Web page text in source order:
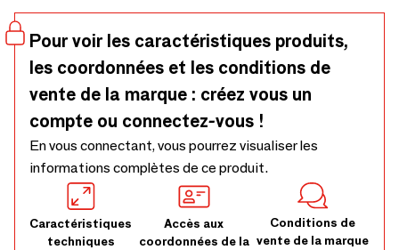
fonctionnalité, il crée un environnement chaleureux et
sophistiqué en concevant l'environnement avec une grande
harmonie visuelle.
Pour voir les caractéristiques produits,
les coordonnées et les conditions de
vente de la marque : créez vous un
compte ou connectez-vous !
En vous connectant, vous pourrez visualiser les
informations complètes de ce produit.
Caractéristiques
techniques
Accès aux
coordonnées de la
Conditions de
vente de la marque